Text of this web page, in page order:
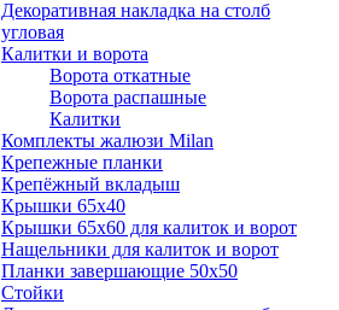
Декоративная накладка на столб
угловая
Калитки и ворота
Ворота откатные
Ворота распашные
Калитки
Комплекты жалюзи Milan
Крепежные планки
Крепёжный вкладыш
Крышки 65х40
Крышки 65х60 для калиток и ворот
Нащельники для калиток и ворот
Планки завершающие 50х50
Стойки